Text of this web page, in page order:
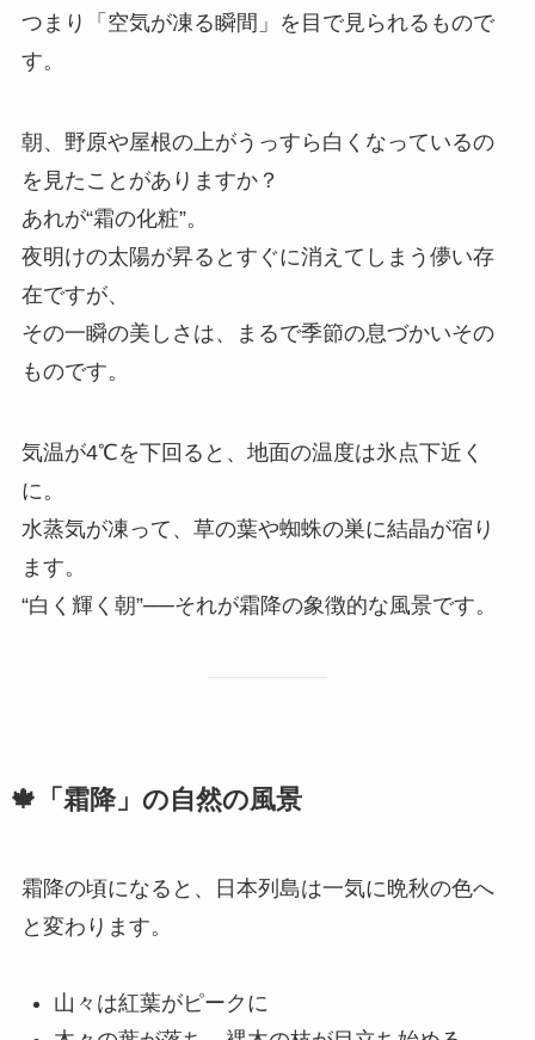
つまり「空気が凍る瞬間」を目で見られるもので
す。
朝、野原や屋根の上がうっすら白くなっているの
を見たことがありますか？
あれが“霜の化粧”。
夜明けの太陽が昇るとすぐに消えてしまう儚い存
在ですが、
その一瞬の美しさは、まるで季節の息づかいその
ものです。
気温が4℃を下回ると、地面の温度は氷点下近く
に。
水蒸気が凍って、草の葉や蜘蛛の巣に結晶が宿り
ます。
“白く輝く朝”──それが霜降の象徴的な風景です。
🍁「霜降」の自然の風景
霜降の頃になると、日本列島は一気に晩秋の色へ
と変わります。
山々は紅葉がピークに